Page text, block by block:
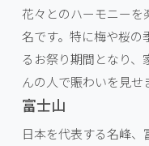
花々とのハーモニーを
名です。特に梅や桜の
るお祭り期間となり、
んの人で賑わいを見せ
富士山
日本を代表する名峰